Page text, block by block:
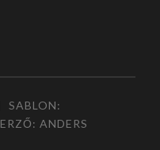
SABLON:
ANDERS